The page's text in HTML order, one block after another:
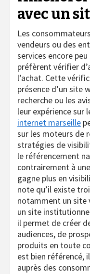
avec un
Les
vendeurs ou des
services encore
préfèrent vérifier
l’achat. Cette
présence d’un site
recherche ou les
leur expérience sur
internet marseille
sur les moteurs de
stratégies de
le référencement
contrairement à
gagne plus en
note qu’il existe
notamment un site
un site
il permet de créer
audiences, de
produits en toute
est bien référencé,
auprès des